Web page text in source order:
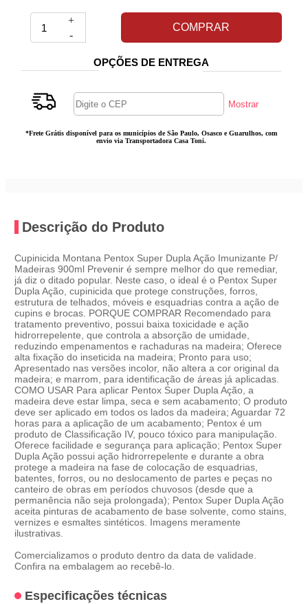
+
-
COMPRAR
OPÇÕES DE ENTREGA
*Frete Grátis disponível para os municípios de São Paulo, Osasco e Guarulhos, com
envio via Transportadora Casa Toni.
Descrição do Produto
Cupinicida Montana Pentox Super Dupla Ação Imunizante P/
Madeiras 900ml Prevenir é sempre melhor do que remediar,
já diz o ditado popular. Neste caso, o ideal é o Pentox Super
Dupla Ação, cupinicida que protege construções, forros,
estrutura de telhados, móveis e esquadrias contra a ação de
cupins e brocas. PORQUE COMPRAR Recomendado para
tratamento preventivo, possui baixa toxicidade e ação
hidrorrepelente, que controla a absorção de umidade,
reduzindo empenamentos e rachaduras na madeira; Oferece
alta fixação do inseticida na madeira; Pronto para uso;
Apresentado nas versões incolor, não altera a cor original da
madeira; e marrom, para identificação de áreas já aplicadas.
COMO USAR Para aplicar Pentox Super Dupla Ação, a
madeira deve estar limpa, seca e sem acabamento; O produto
deve ser aplicado em todos os lados da madeira; Aguardar 72
horas para a aplicação de um acabamento; Pentox é um
produto de Classificação IV, pouco tóxico para manipulação.
Oferece facilidade e segurança para aplicação; Pentox Super
Dupla Ação possui ação hidrorrepelente e durante a obra
protege a madeira na fase de colocação de esquadrias,
batentes, forros, ou no deslocamento de partes e peças no
canteiro de obras em períodos chuvosos (desde que a
permanência não seja prolongada); Pentox Super Dupla Ação
aceita pinturas de acabamento de base solvente, como stains,
vernizes e esmaltes sintéticos. Imagens meramente
ilustrativas.
Comercializamos o produto dentro da data de validade.
Confira na embalagem ao recebê-lo.
Especificações técnicas